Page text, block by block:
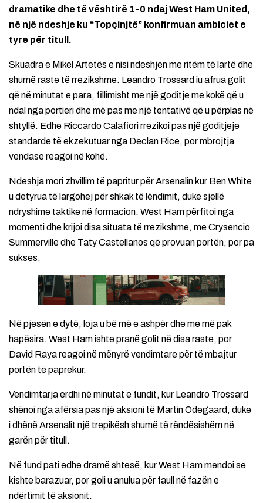
dramatike dhe të vështirë 1-0 ndaj West Ham United,
në një ndeshje ku “Topçinjtë” konfirmuan ambiciet e
tyre për titull.
Skuadra e Mikel Artetës e nisi ndeshjen me ritëm të lartë dhe
shumë raste të rrezikshme. Leandro Trossard iu afrua golit
që në minutat e para, fillimisht me një goditje me kokë që u
ndal nga portieri dhe më pas me një tentativë që u përplas në
shtyllë. Edhe Riccardo Calafiori rrezikoi pas një goditjeje
standarde të ekzekutuar nga Declan Rice, por mbrojtja
vendase reagoi në kohë.
Ndeshja mori zhvillim të papritur për Arsenalin kur Ben White
u detyrua të largohej për shkak të lëndimit, duke sjellë
ndryshime taktike në formacion. West Ham përfitoi nga
momenti dhe krijoi disa situata të rrezikshme, me Crysencio
Summerville dhe Taty Castellanos që provuan portën, por pa
sukses.
Në pjesën e dytë, loja u bë më e ashpër dhe me më pak
hapësira. West Ham ishte pranë golit në disa raste, por
David Raya reagoi në mënyrë vendimtare për të mbajtur
portën të paprekur.
Vendimtarja erdhi në minutat e fundit, kur Leandro Trossard
shënoi nga afërsia pas një aksioni të Martin Odegaard, duke
i dhënë Arsenalit një trepikësh shumë të rëndësishëm në
garën për titull.
Në fund pati edhe dramë shtesë, kur West Ham mendoi se
kishte barazuar, por goli u anulua për faull në fazën e
ndërtimit të aksionit.